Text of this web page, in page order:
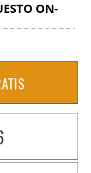
ON-